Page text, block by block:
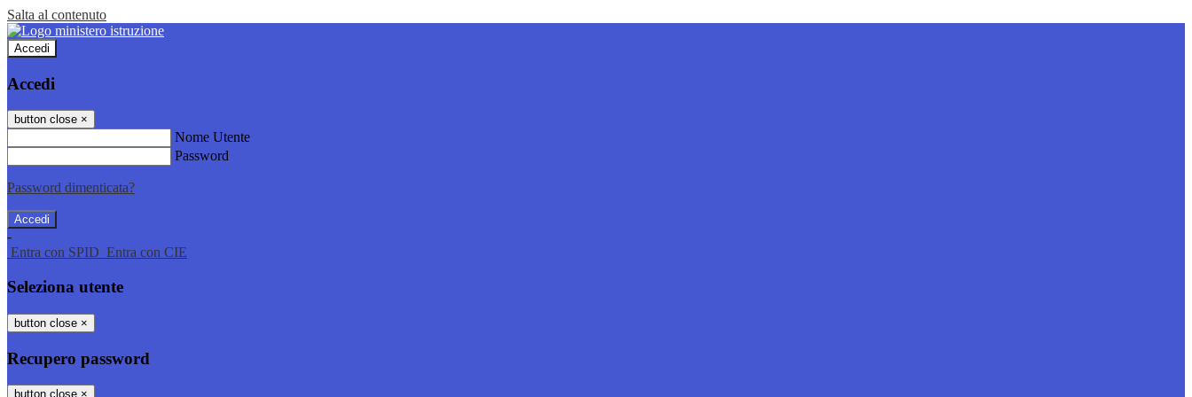
Salta al contenuto
Accedi
Accedi
button close ×
Nome Utente
Password
Password dimenticata?
-
Entra con SPID Entra con CIE
Seleziona utente
button close ×
Recupero password
button close ×